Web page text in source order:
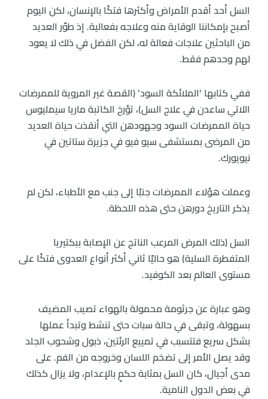
السل أحد أقدم الأمراض وأكثرها فتكًا بالإنسان، لكن اليوم
أصبح بإمكاننا الوقاية منه وعلاجه بفعالية. إذ طوّر العديد
من الباحثين علاجات فعالة له، لكن الفضل في ذلك لا يعود
لهم وحدهم فقط.
ففي كتابها ‘الملائكة السود’ (القصة غير المروية للممرضات
اللاتي ساعدن في علاج السل)، تؤرخ الكاتبة ماريا سيمليوس
حياة الممرضات السود وجهودهن التي أنقذت حياة العديد
من المرضى بمستشفى سيو فيو في جزيرة ستاتين في
نيويورك.
وعملت هؤلاء الممرضات جنبًا إلى جنب مع الأطباء، لكن لم
يذكر التاريخ دورهن حتى هذه اللحظة.
السل (ذلك المرض المرعب الناتج عن الإصابة ببكتيريا
المتفطرة السلية) هو حاليًا ثاني أكثر أنواع العدوى فتكًا على
مستوى العالم بعد الكوفيد.
وهو عبارة عن جرثومة محمولة بالهواء تصيب المضيف
بسهولة، وتبقى في حالة سبات حتى تنشط وتبدأ عملها
بشكل سريع فتتسبب في تمييع الرئتين، ذبول وشحوب الجلد
وقد يصل الأمر إلى تضخم اللسان وخروجه من الفم. على
مدى أجيال، كان السل بمثابة حكمٍ بالإعدام، ولا يزال كذلك
في بعض الدول النامية.